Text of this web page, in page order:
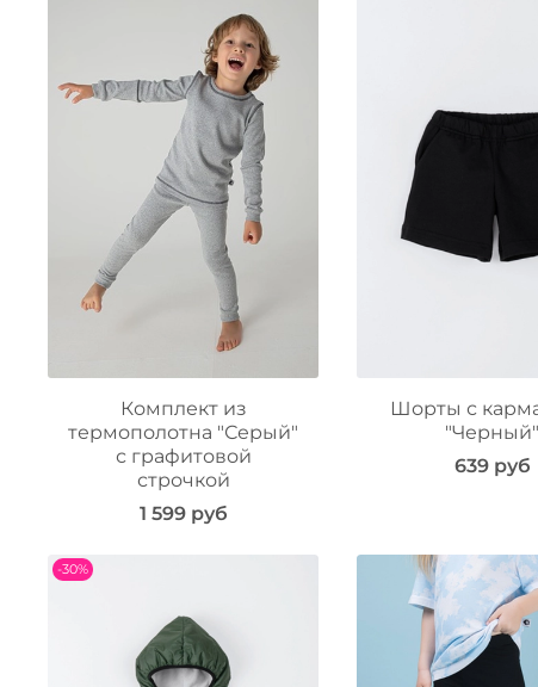
Комплект из
термополотна "Серый"
с графитовой
строчкой
1 599 руб
Шорты с
"Черный"
639 руб
-30%